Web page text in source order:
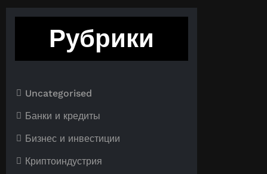
Рубрики
Uncategorised
Банки и кредиты
Бизнес и инвестиции
Криптоиндустрия